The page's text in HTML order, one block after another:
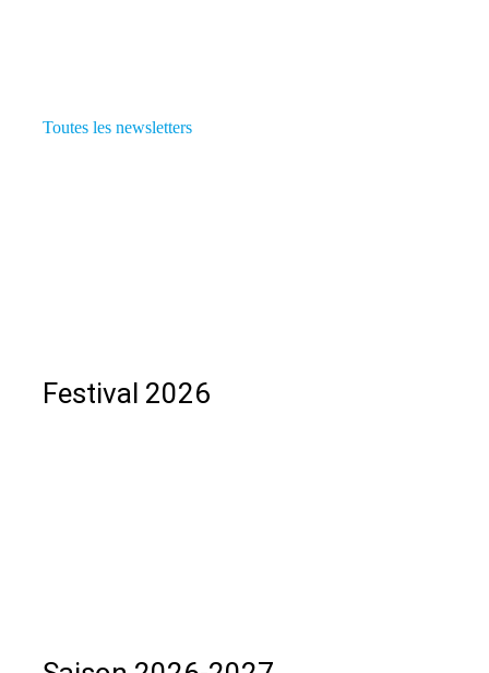
Toutes les newsletters
Festival 2026